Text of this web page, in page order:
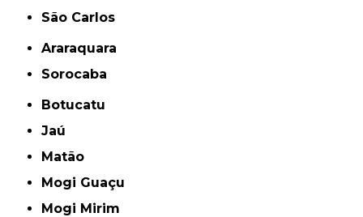
São Carlos
Araraquara
Sorocaba
Botucatu
Jaú
Matão
Mogi Guaçu
Mogi Mirim